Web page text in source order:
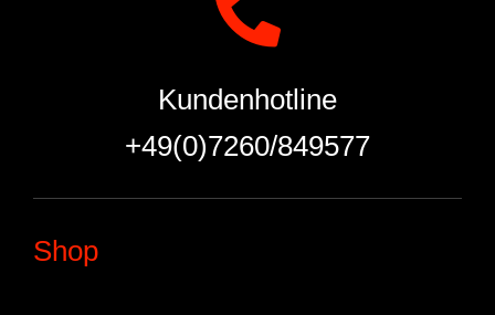
Kundenhotline
+49(0)7260/849577
Shop